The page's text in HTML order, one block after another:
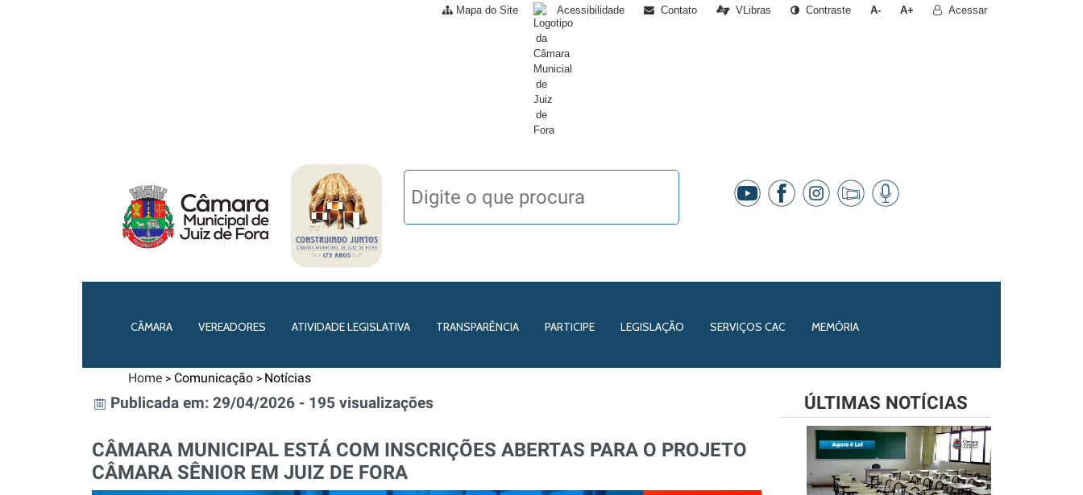
Mapa do Site Acessibilidade Contato VLibras Contraste A- A+ Acessar
CÂMARA VEREADORES ATIVIDADE LEGISLATIVA TRANSPARÊNCIA PARTICIPE LEGISLAÇÃO SERVIÇOS CAC MEMÓRIA
Home > Comunicação > Notícias
Publicada em: 29/04/2026 - 195 visualizações
CÂMARA MUNICIPAL ESTÁ COM INSCRIÇÕES ABERTAS PARA O PROJETO
CÂMARA SÊNIOR EM JUIZ DE FORA
ÚLTIMAS NOTÍCIAS